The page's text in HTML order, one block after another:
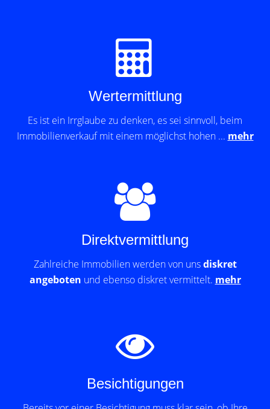
Wertermittlung
Es ist ein Irrglaube zu denken, es sei sinnvoll, beim
Immobilienverkauf mit einem möglichst hohen ... mehr
Direktvermittlung
Zahlreiche Immobilien werden von unsdiskret
angeboten und ebenso diskret vermittelt. mehr
Besichtigungen